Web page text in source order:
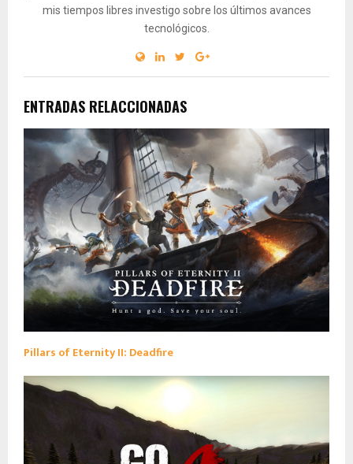
mis tiempos libres investigo sobre los últimos avances
tecnológicos.
ENTRADAS RELACCIONADAS
Pillars of Eternity II: Deadfire